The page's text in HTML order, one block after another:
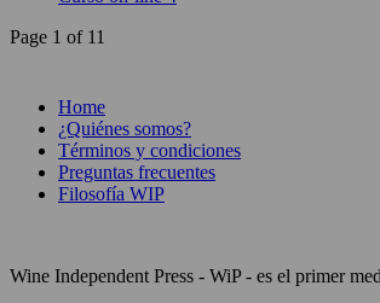
Page 1 of 11
Home
¿Quiénes somos?
Términos y condiciones
Preguntas frecuentes
Filosofía WIP
Wine Independent Press - WiP - es el primer